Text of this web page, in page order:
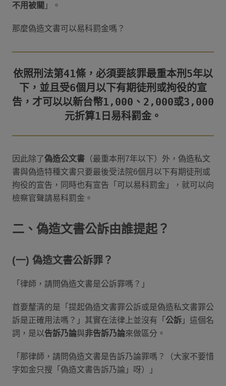
不用被關 」。
那麼偽造文書可以易科罰金嗎？
依照刑法第41條，必須要該罪最重本刑5年以
下，並且受6個月以下有期徒刑或拘役的宣
告，才可以以新台幣1,000、2,000或3,000
因此除了偽造公文書 （最重本刑7年以下）外，偽造私文
書與偽造特種文書只要最後受法院6個月以下有期徒刑或
拘役的宣告，同時也有宣告「可以易科罰金」，就可以向
檢察官聲請易科罰金。
二、偽造文書公訴由誰提起？
(一) 偽造文書公訴罪？
「律師，請問偽造文書是公訴罪嗎？」
首要釐清的是「提起偽造文書罪公訴或是偽造私文書罪公
訴是正確用法嗎？」其實在法律上並沒有「 公訴 」這個名
詞，是以告訴乃論與非告訴乃論來做區分。
「那律師，請問偽造文書是告訴乃論罪嗎？（大家不要惜
字如金只搜「偽造文書告訴乃論」呀）」